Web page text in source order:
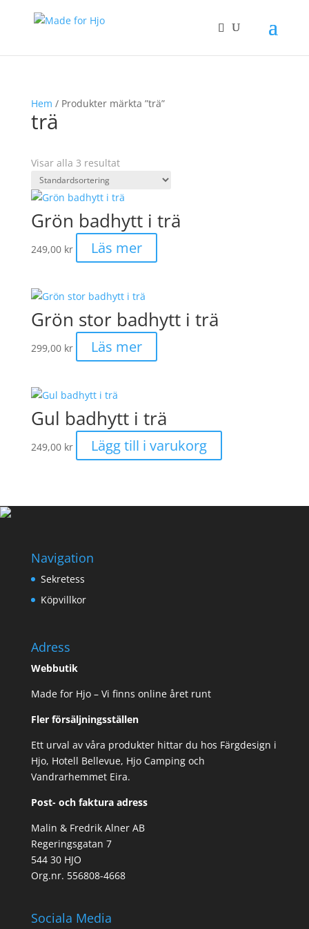
Hem / Produkter märkta ”trä”
trä
Visar alla 3 resultat
Grön badhytt i trä
249,00 kr Läs mer
Grön stor badhytt i trä
299,00 kr Läs mer
Gul badhytt i trä
249,00 kr Lägg till i varukorg
Navigation
Sekretess
Köpvillkor
Adress
Webbutik
Made for Hjo – Vi finns online året runt
Fler försäljningsställen
Ett urval av våra produkter hittar du hos Färgdesign i
Hjo, Hotell Bellevue, Hjo Camping och
Vandrarhemmet Eira.
Post- och faktura adress
Malin & Fredrik Alner AB
Regeringsgatan 7
544 30 HJO
Org.nr. 556808-4668
Sociala Media